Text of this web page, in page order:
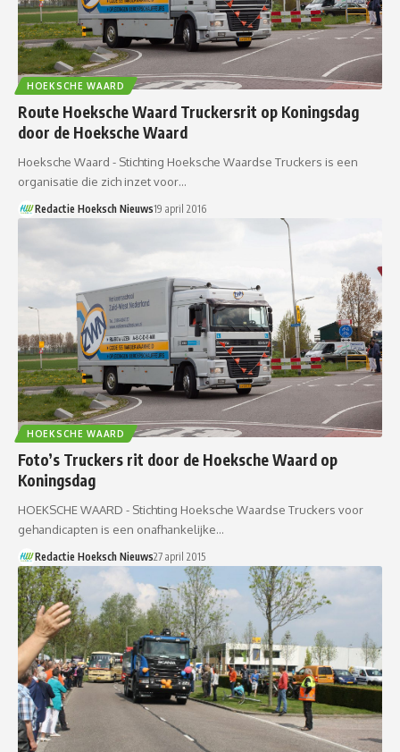
HOEKSCHE WAARD
Route Hoeksche Waard Truckersrit op Koningsdag
door de Hoeksche Waard
Hoeksche Waard - Stichting Hoeksche Waardse Truckers is een
organisatie die zich inzet voor…
Redactie Hoeksch Nieuws19 april 2016
HOEKSCHE WAARD
Foto’s Truckers rit door de Hoeksche Waard op
Koningsdag
HOEKSCHE WAARD - Stichting Hoeksche Waardse Truckers voor
gehandicapten is een onafhankelijke…
Redactie Hoeksch Nieuws27 april 2015